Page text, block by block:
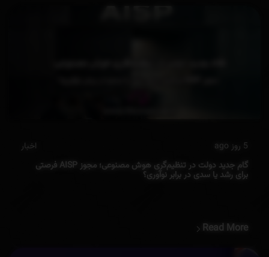
5 روز ago
اخبار
گام جدید دولت در تنظیم‌گری هوش مصنوعی؛ مجوز AISP فرصتی
برای رشد یا سدی در برابر نوآوری؟
Read More